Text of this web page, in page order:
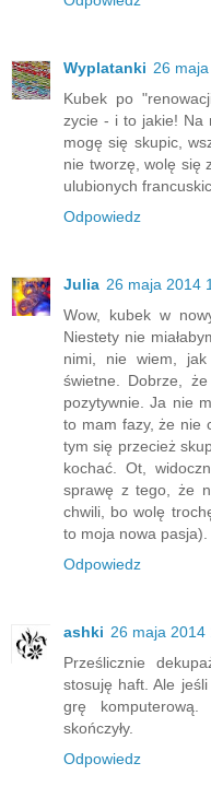
Wyplatanki 26
Kubek po
zycie - i to jakie! Na
mogę się skupic,
nie tworzę, wolę się
ulubionych
Odpowiedz
Julia 26 maja 2014
Wow, kubek w
Niestety nie
nimi, nie wiem, jak
świetne. Dobrze,
pozytywnie. Ja nie
to mam fazy, że nie
tym się przecież
kochać. Ot,
sprawę z tego, że
chwili, bo wolę
to moja nowa pasja).
Odpowiedz
ashki 26 maja 2014
Prześlicznie
stosuję haft. Ale jeśli
grę
skończyły.
Odpowiedz